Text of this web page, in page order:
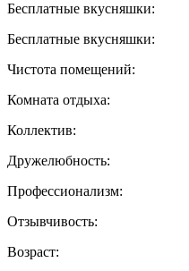
Бесплатные вкусняшки:
Бесплатные вкусняшки:
Чистота помещений:
Комната отдыха:
Коллектив:
Дружелюбность:
Профессионализм:
Отзывчивость:
Возраст: